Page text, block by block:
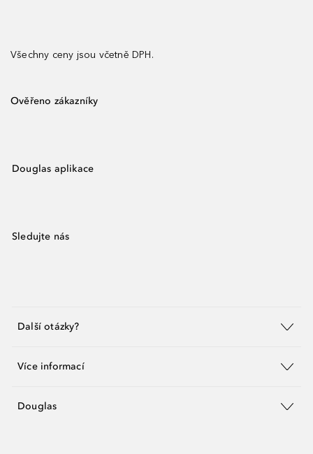
Všechny ceny jsou včetně DPH.
Ověřeno zákazníky
Douglas aplikace
Sledujte nás
Další otázky?
Více informací
Douglas